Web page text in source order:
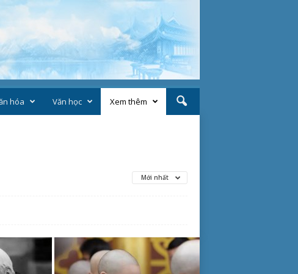
hóa Văn học Xem thêm
Mới nhất